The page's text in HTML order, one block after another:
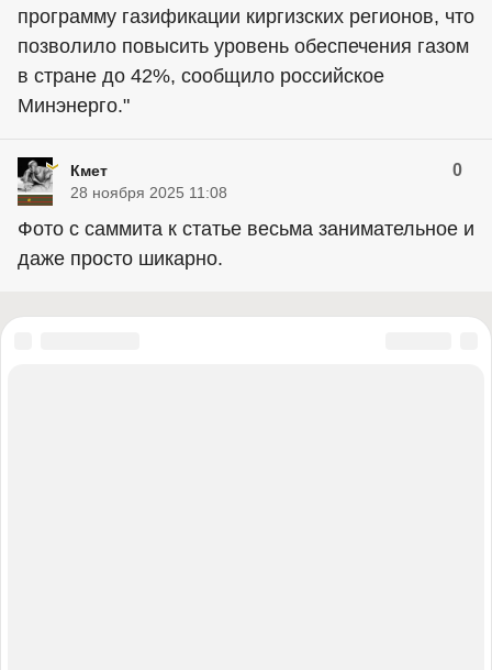
программу газификации киргизских регионов, что
позволило повысить уровень обеспечения газом
в стране до 42%, сообщило российское
Минэнерго."
Кмет 0
28 ноября 2025 11:08
Фото с саммита к статье весьма занимательное и
даже просто шикарно.